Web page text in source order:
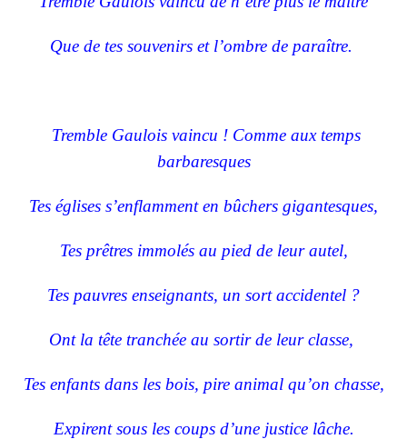
Que de tes souvenirs et l’ombre de paraître.
Tremble Gaulois vaincu ! Comme aux temps
barbaresques
Tes églises s’enflamment en bûchers gigantesques,
Tes prêtres immolés au pied de leur autel,
Tes pauvres enseignants, un sort accidentel ?
Ont la tête tranchée au sortir de leur classe,
Tes enfants dans les bois, pire animal qu’on chasse,
Expirent sous les coups d’une justice lâche.